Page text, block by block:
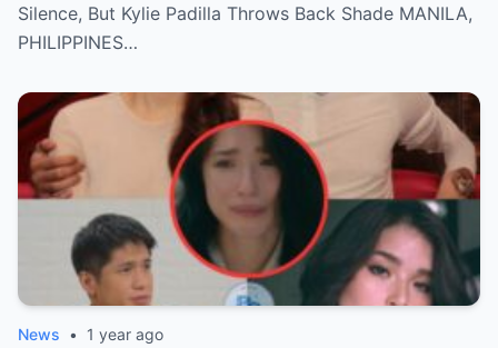
Silence, But Kylie Padilla Throws Back Shade MANILA,
PHILIPPINES…
News • 1 year ago